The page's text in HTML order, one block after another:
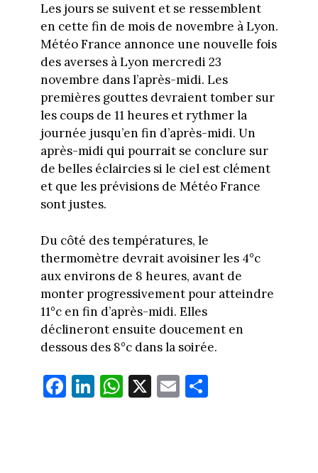
Les jours se suivent et se ressemblent
en cette fin de mois de novembre à Lyon.
Météo France annonce une nouvelle fois
des averses à Lyon mercredi 23
novembre dans l’après-midi. Les
premières gouttes devraient tomber sur
les coups de 11 heures et rythmer la
journée jusqu’en fin d’après-midi. Un
après-midi qui pourrait se conclure sur
de belles éclaircies si le ciel est clément
et que les prévisions de Météo France
sont justes.
Du côté des températures, le
thermomètre devrait avoisiner les 4°c
aux environs de 8 heures, avant de
monter progressivement pour atteindre
11°c en fin d’après-midi. Elles
déclineront ensuite doucement en
dessous des 8°c dans la soirée.
Fa
ce
Li
nk
W
ha
X E
m
Pa